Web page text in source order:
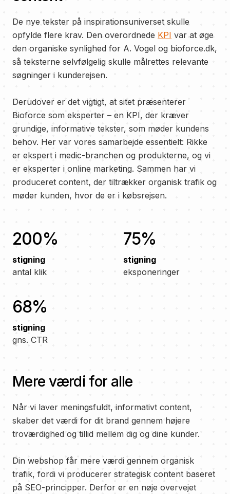
De nye tekster på inspirationsuniverset skulle
opfylde flere krav. Den overordnede KPI var at øge
den organiske synlighed for A. Vogel og bioforce.dk,
så teksterne selvfølgelig skulle målrettes relevante
søgninger i kunderejsen.
Derudover er det vigtigt, at sitet præsenterer
Bioforce som eksperter – en KPI, der kræver
grundige, informative tekster, som møder kundens
behov. Her var vores samarbejde essentielt: Rikke
er ekspert i medic-branchen og produkterne, og vi
er eksperter i online marketing. Sammen har vi
produceret content, der tiltrækker organisk trafik og
møder kunden, hvor de er i købsrejsen.
200%
stigning
antal klik
75%
stigning
eksponeringer
68%
stigning
gns. CTR
Mere værdi for alle
Når vi laver meningsfuldt, informativt content,
skaber det værdi for dit brand gennem højere
troværdighed og tillid mellem dig og dine kunder.
Din webshop får mere værdi gennem organisk
trafik, fordi vi producerer strategisk content baseret
på SEO-principper. Derfor er en nøje overvejet